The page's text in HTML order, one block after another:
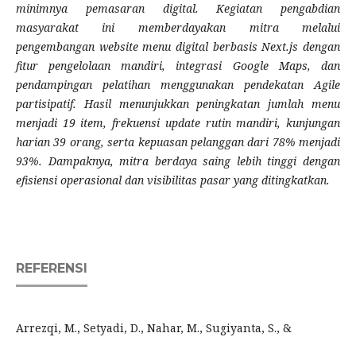
minimnya pemasaran digital. Kegiatan pengabdian
masyarakat ini memberdayakan mitra melalui
pengembangan website menu digital berbasis Next.js dengan
fitur pengelolaan mandiri, integrasi Google Maps, dan
pendampingan pelatihan menggunakan pendekatan Agile
partisipatif. Hasil menunjukkan peningkatan jumlah menu
menjadi 19 item, frekuensi update rutin mandiri, kunjungan
harian 39 orang, serta kepuasan pelanggan dari 78% menjadi
93%. Dampaknya, mitra berdaya saing lebih tinggi dengan
efisiensi operasional dan visibilitas pasar yang ditingkatkan.
REFERENSI
Arrezqi, M., Setyadi, D., Nahar, M., Sugiyanta, S., &